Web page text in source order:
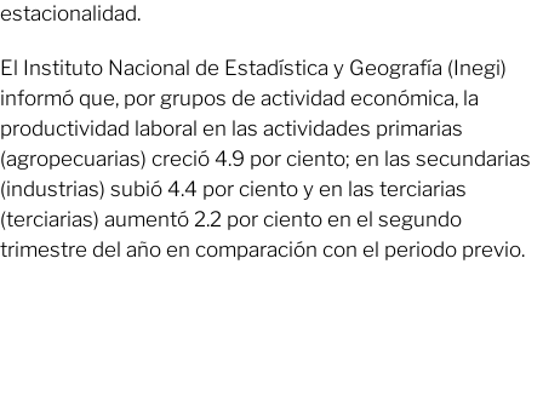
estacionalidad.
El Instituto Nacional de Estadística y Geografía (Inegi)
informó que, por grupos de actividad económica, la
productividad laboral en las actividades primarias
(agropecuarias) creció 4.9 por ciento; en las secundarias
(industrias) subió 4.4 por ciento y en las terciarias
(terciarias) aumentó 2.2 por ciento en el segundo
trimestre del año en comparación con el periodo previo.